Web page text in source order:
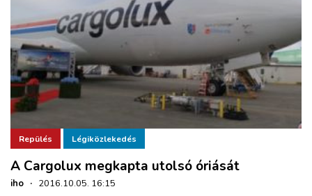
Repülés Légiközlekedés
A Cargolux megkapta utolsó óriását
iho · 2016.10.05. 16:15